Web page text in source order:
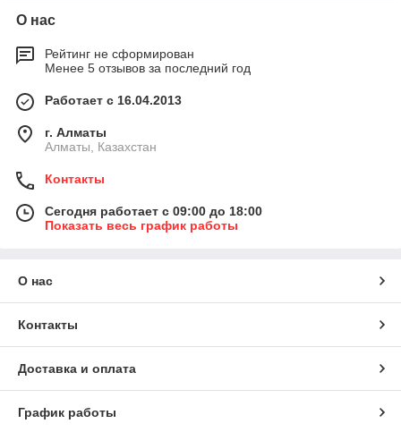
О нас
Рейтинг не сформирован
Менее 5 отзывов за последний год
Работает с 16.04.2013
г. Алматы
Алматы, Казахстан
Контакты
Сегодня работает с 09:00 до 18:00
Показать весь график работы
О нас
Контакты
Доставка и оплата
График работы